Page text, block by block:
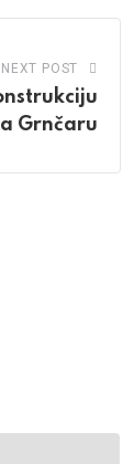
NEXT POST
Grnčaru